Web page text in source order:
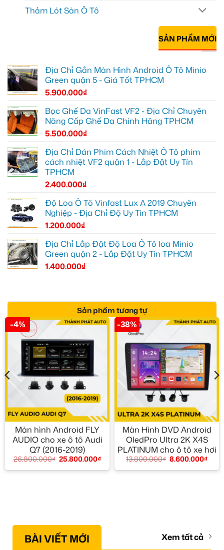
Thảm Lót Sàn Ô Tô
SẢN PHẨM MỚI
Địa Chỉ Gắn Màn Hình Android Ô Tô Minio
Green quận 5 - Giá Tốt TPHCM
5.900.000₫
Bọc Ghế Da VinFast VF2 - Địa Chỉ Chuyên
Nâng Cấp Ghế Da Chính Hãng TPHCM
5.500.000₫
Địa Chỉ Dán Phim Cách Nhiệt Ô Tô phim
cách nhiệt VF2 quận 1 - Lắp Đặt Uy Tín
TPHCM
2.400.000₫
Độ Loa Ô Tô Vinfast Lux A 2019 Chuyên
Nghiệp - Địa Chỉ Độ Uy Tín TPHCM
1.200.000₫
Địa Chỉ Lắp Đặt Độ Loa Ô Tô loa Minio
Green quận 2 - Lắp Đặt Uy Tín TPHCM
1.400.000₫
Sản phẩm tương tự
-4%
Màn hình Android FLY
AUDIO cho xe ô tô Audi
Q7 (2016-2019)
26.800.000₫ 25.800.000₫
-38%
Màn Hình DVD Android
OledPro Ultra 2K X4S
PLATINUM cho ô tô xe hơi
13.800.000₫ 8.600.000₫
BÀI VIẾT MỚI Xem tất cả